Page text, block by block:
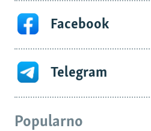
Facebook
Telegram
Popularno